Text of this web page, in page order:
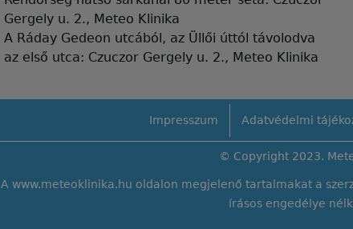
Gergely u. 2., Meteo Klinika
A Ráday Gedeon utcából, az Üllői úttól távolodva
az első utca: Czuczor Gergely u. 2., Meteo Klinika
Impresszum Adatvédelmi
© Copyright 2023.
A www.meteoklinika.hu oldalon megjelenő tartalmakat a
írásos engedélye